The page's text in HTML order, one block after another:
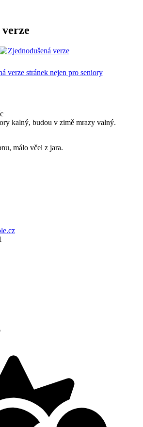
verze stránek nejen pro seniory
kalný, budou v zimě mrazy valný.
málo včel z jara.